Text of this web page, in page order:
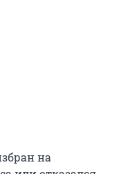
на